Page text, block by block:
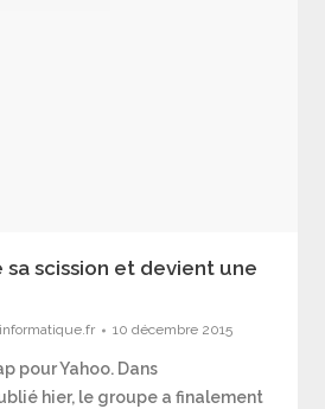
sa scission et devient une
10 décembre 2015
pour Yahoo. Dans
hier, le groupe a finalement